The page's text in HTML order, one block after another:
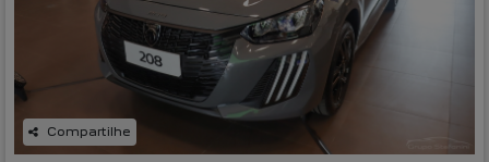
Compartilhe